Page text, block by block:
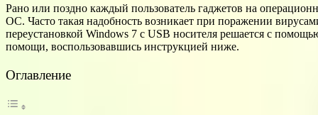
Рано или поздно каждый пользователь гаджетов на
ОС. Часто такая надобность возникает при поражении
переустановкой Windows 7 с USB носителя решается с
помощи, воспользовавшись инструкцией ниже.
Оглавление